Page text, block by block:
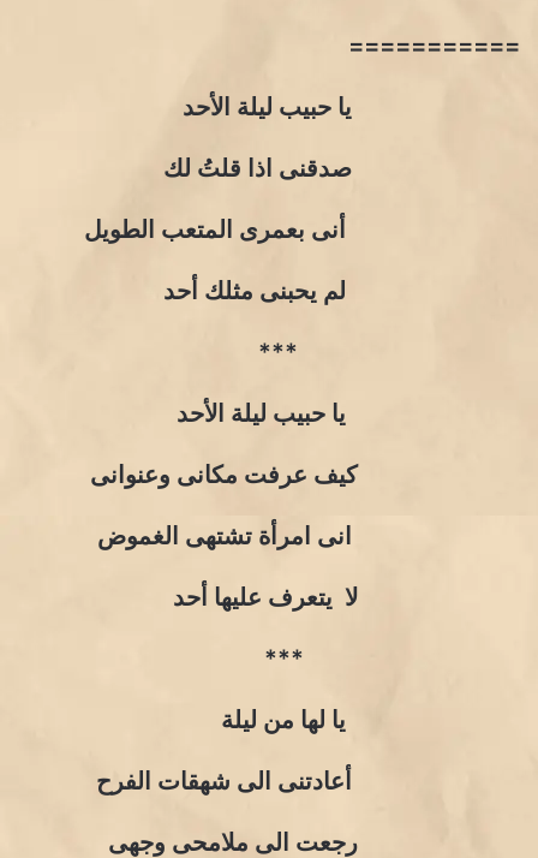
===========
يا حبيب ليلة الأحد
صدقنى اذا قلتُ لك
أنى بعمرى المتعب الطويل
لم يحبنى مثلك أحد
***
يا حبيب ليلة الأحد
كيف عرفت مكانى وعنوانى
انى امرأة تشتهى الغموض
لا يتعرف عليها أحد
***
يا لها من ليلة
أعادتنى الى شهقات الفرح
رجعت الى ملامحى وجهى